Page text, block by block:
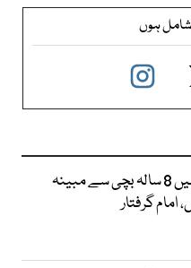
ہوں
علی پور: مسجد میں 8 سالہ بچی سے مبینہ
گرفتار